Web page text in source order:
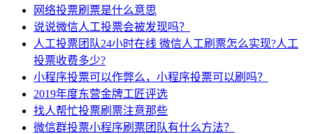
网络投票刷票是什么意思
说说微信人工投票会被发现吗？
人工投票团队24小时在线 微信人工刷票怎么实现?人工
投票收费多少?
小程序投票可以作弊么，小程序投票可以刷吗？
2019年度东营金牌工匠评选
找人帮忙投票刷票注意那些
微信群投票小程序刷票团队有什么方法？